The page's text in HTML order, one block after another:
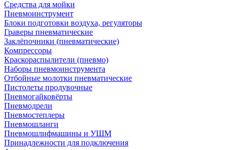
Средства для мойки
Пневмоинструмент
Блоки подготовки воздуха, регуляторы
Граверы пневматические
Заклёпочники (пневматические)
Компрессоры
Краскораспылители (пневмо)
Наборы пневмоинструмента
Отбойные молотки пневматические
Пистолеты продувочные
Пневмогайковёрты
Пневмодрели
Пневмостеплеры
Пневмошланги
Пневмошлифмашины и УШМ
Принадлежности для подключения